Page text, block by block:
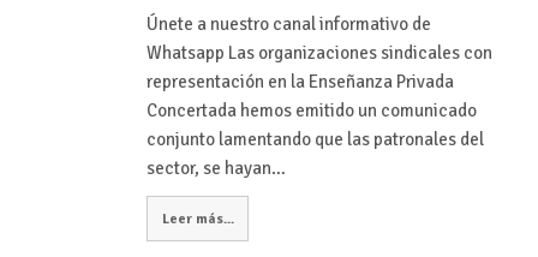
Únete a nuestro canal informativo de
Whatsapp Las organizaciones sindicales con
representación en la Enseñanza Privada
Concertada hemos emitido un comunicado
conjunto lamentando que las patronales del
sector, se hayan…
Leer más...